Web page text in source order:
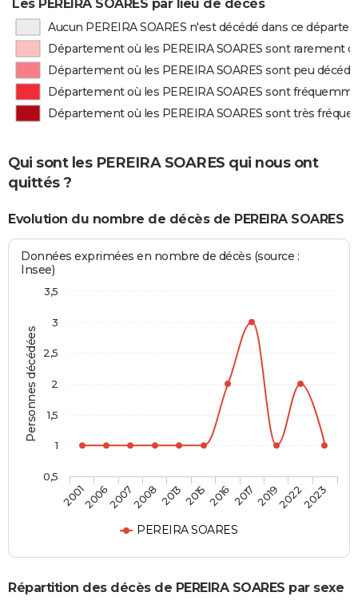
Les PEREIRA SOARES par lieu de décès
Aucun PEREIRA SOARES n'est décédé dans ce
Département où les PEREIRA SOARES sont rarement
Département où les PEREIRA SOARES sont peu
Département où les PEREIRA SOARES sont
Département où les PEREIRA SOARES sont très
Qui sont les PEREIRA SOARES qui nous ont
quittés ?
Evolution du nombre de décès de PEREIRA SOARES
Personnes décédées
Données exprimées en nombre de décès (source :
Insee)
PEREIRA SOARES
20012006200720082013201520162017201920222023
0,5
1
1,5
2
2,5
3
3,5
Répartition des décès de PEREIRA SOARES par sexe